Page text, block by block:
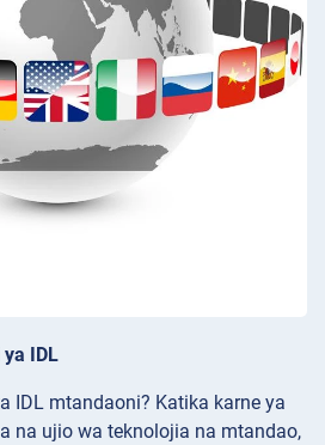
IDL
IDL mtandaoni? Katika karne ya
na ujio wa teknolojia na mtandao,